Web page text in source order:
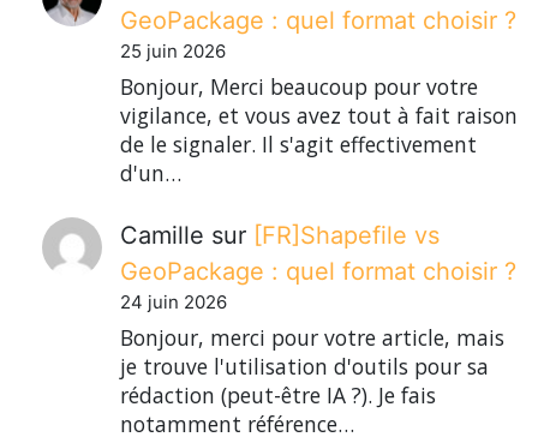
GeoPackage : quel format choisir ?
25 juin 2026
Bonjour, Merci beaucoup pour votre
vigilance, et vous avez tout à fait raison
de le signaler. Il s'agit effectivement
d'un…
Camille sur [FR]Shapefile vs
GeoPackage : quel format choisir ?
24 juin 2026
Bonjour, merci pour votre article, mais
je trouve l'utilisation d'outils pour sa
rédaction (peut-être IA ?). Je fais
notamment référence…